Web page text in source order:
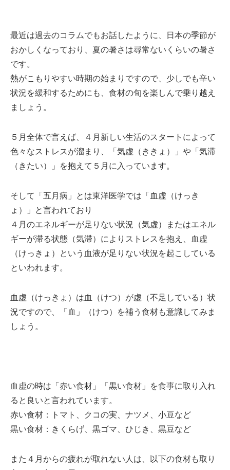
最近は過去のコラムでもお話したように、日本の季節が
おかしくなっており、夏の暑さは尋常ないくらいの暑さ
です。
熱がこもりやすい時期の始まりですので、少しでも辛い
状況を緩和するためにも、食材の旬を楽しんで乗り越え
ましょう。
５月全体で言えば、４月新しい生活のスタートによって
色々なストレスが溜まり、「気虚（ききょ）」や「気滞
（きたい）」を抱えて５月に入っています。
そして「五月病」とは東洋医学では「血虚（けっき
ょ）」と言われており
４月のエネルギーが足りない状況（気虚）またはエネル
ギーが滞る状態（気滞）によりストレスを抱え、血虚
（けっきょ）という血液が足りない状況を起こしている
といわれます。
血虚（けっきょ）は血（けつ）が虚（不足している）状
況ですので、「血」（けつ）を補う食材も意識してみま
しょう。
血虚の時は「赤い食材」「黒い食材」を食事に取り入れ
ると良いと言われています。
赤い食材：トマト、クコの実、ナツメ、小豆など
黒い食材：きくらげ、黒ゴマ、ひじき、黒豆など
また４月からの疲れが取れない人は、以下の食材も取り